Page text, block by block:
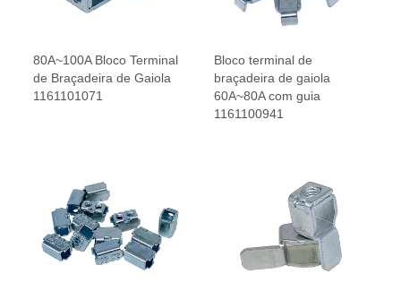
80A~100A Bloco Terminal
de Braçadeira de Gaiola
1161101071
Bloco terminal de
braçadeira de gaiola
60A~80A com guia
1161100941